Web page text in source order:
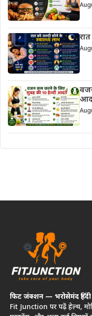
फिट जंक्शन — भरोसेमंद हिंदी
Fit Junction पर पढ़ें हेल्थ,